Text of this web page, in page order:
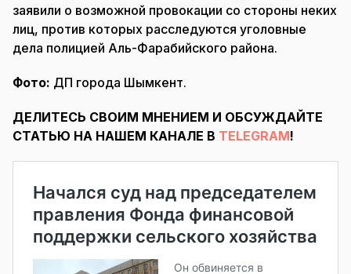
заявили о возможной провокации со стороны неких
лиц, против которых расследуются уголовные
дела полицией Аль-Фарабийского района.
Фото: ДП города Шымкент.
ДЕЛИТЕСЬ СВОИМ МНЕНИЕМ И ОБСУЖДАЙТЕ
СТАТЬЮ НА НАШЕМ КАНАЛЕ В TELEGRAM!